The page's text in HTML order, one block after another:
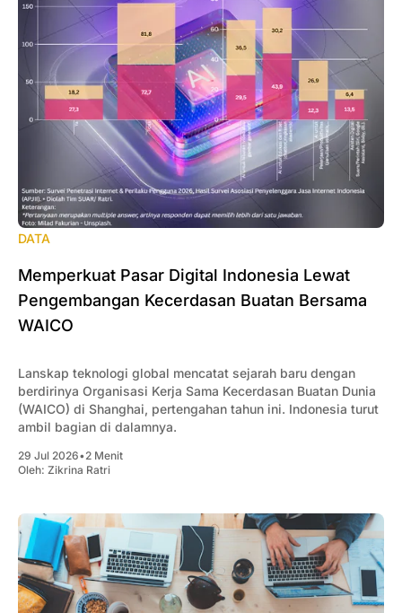
DATA
Memperkuat Pasar Digital Indonesia Lewat
Pengembangan Kecerdasan Buatan Bersama
WAICO
Lanskap teknologi global mencatat sejarah baru dengan
berdirinya Organisasi Kerja Sama Kecerdasan Buatan Dunia
(WAICO) di Shanghai, pertengahan tahun ini. Indonesia turut
ambil bagian di dalamnya.
29 Jul 2026•2 Menit
Oleh: Zikrina Ratri